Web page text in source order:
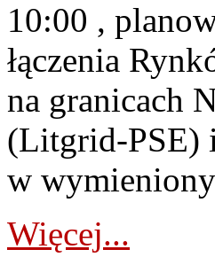
10:00 ,
łączenia
na granicach
(Litgrid-PSE)
w
Więcej...